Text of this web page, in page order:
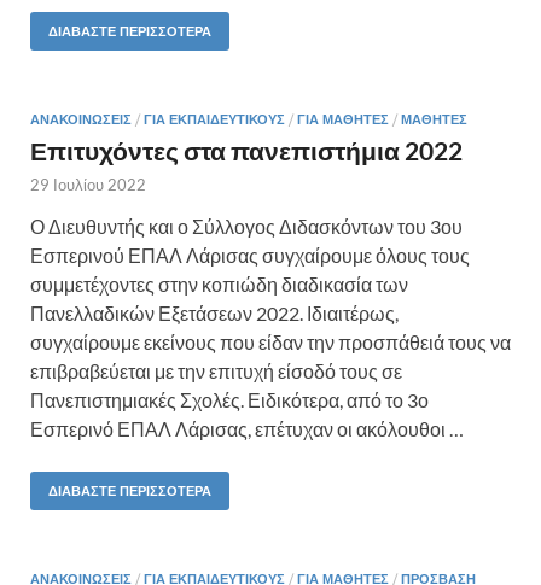
ΔΙΑΒΆΣΤΕ ΠΕΡΙΣΣΌΤΕΡΑ
ΑΝΑΚΟΙΝΏΣΕΙΣ / ΓΙΑ ΕΚΠΑΙΔΕΥΤΙΚΟΎΣ / ΓΙΑ ΜΑΘΗΤΈΣ / ΜΑΘΗΤΈΣ
Επιτυχόντες στα πανεπιστήμια 2022
29 Ιουλίου 2022
Ο Διευθυντής και ο Σύλλογος Διδασκόντων του 3ου
Εσπερινού ΕΠΑΛ Λάρισας συγχαίρουμε όλους τους
συμμετέχοντες στην κοπιώδη διαδικασία των
Πανελλαδικών Εξετάσεων 2022. Ιδιαιτέρως,
συγχαίρουμε εκείνους που είδαν την προσπάθειά τους να
επιβραβεύεται με την επιτυχή είσοδό τους σε
Πανεπιστημιακές Σχολές. Ειδικότερα, από το 3ο
Εσπερινό ΕΠΑΛ Λάρισας, επέτυχαν οι ακόλουθοι …
ΔΙΑΒΆΣΤΕ ΠΕΡΙΣΣΌΤΕΡΑ
ΑΝΑΚΟΙΝΏΣΕΙΣ / ΓΙΑ ΕΚΠΑΙΔΕΥΤΙΚΟΎΣ / ΓΙΑ ΜΑΘΗΤΈΣ / ΠΡΌΣΒΑΣΗ